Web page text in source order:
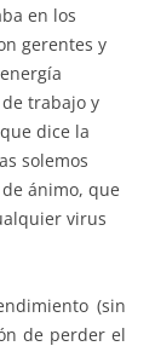
en los
gerentes y
trabajo y
dice la
solemos
ánimo, que
virus
(sin
de perder el